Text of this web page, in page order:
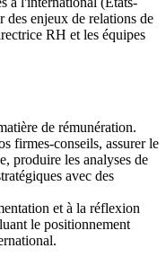
enjeux de relations de
RH et les équipes
de rémunération.
firmes-conseils, assurer le
produire les analyses de
avec des
et à la réflexion
le positionnement